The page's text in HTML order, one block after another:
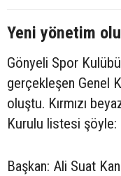
Yeni yönetim
Gönyeli Spor
gerçekleşen Genel
oluştu. Kırmızı
Kurulu listesi şöyle:
Başkan: Ali Suat